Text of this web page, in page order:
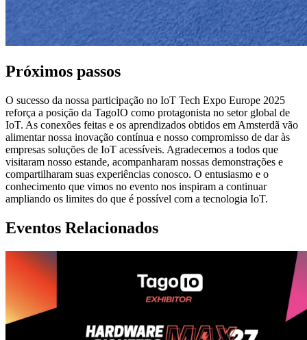
Próximos passos
O sucesso da nossa participação no IoT Tech Expo Europe 2025
reforça a posição da TagoIO como protagonista no setor global de
IoT. As conexões feitas e os aprendizados obtidos em Amsterdã vão
alimentar nossa inovação contínua e nosso compromisso de dar às
empresas soluções de IoT acessíveis. Agradecemos a todos que
visitaram nosso estande, acompanharam nossas demonstrações e
compartilharam suas experiências conosco. O entusiasmo e o
conhecimento que vimos no evento nos inspiram a continuar
ampliando os limites do que é possível com a tecnologia IoT.
Eventos Relacionados